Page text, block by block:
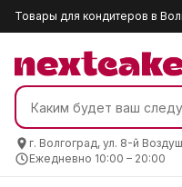
Товары для кондитеров в
г. Волгоград, ул. 8-й
Ежедневно 10:00 – 20:00